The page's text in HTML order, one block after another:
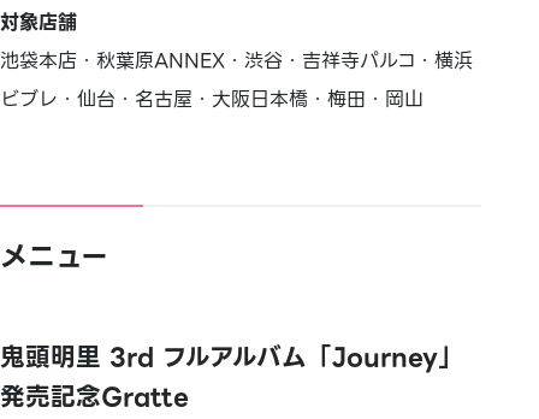
対象店舗
池袋本店・秋葉原ANNEX・渋谷・吉祥寺パルコ・横浜
ビブレ・仙台・名古屋・大阪日本橋・梅田・岡山
メニュー
鬼頭明里 3rd フルアルバム「Journey」
発売記念Gratte